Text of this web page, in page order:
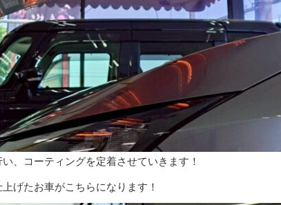
、コーティングを定着させていきます！
げたお車がこちらになります！